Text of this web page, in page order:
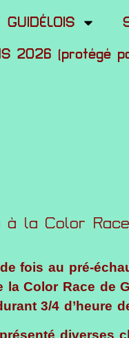
GUIDÉLOIS
2026 (protégé
à la Color
fois au pré-
la Color Race de
3/4 d’heure